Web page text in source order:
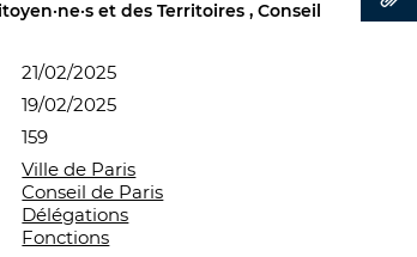
et des Territoires
Conseil
21/02/2025
19/02/2025
159
Ville de Paris
Conseil de Paris
Délégations
Fonctions